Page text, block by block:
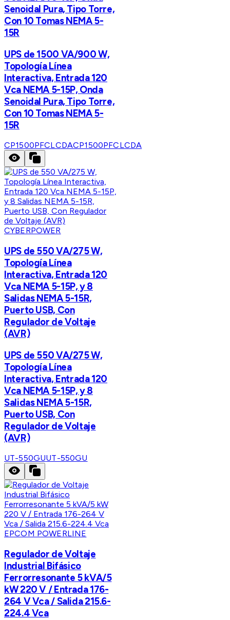
Senoidal Pura, Tipo Torre,
Con 10 Tomas NEMA 5-
15R
UPS de 1500 VA/900 W,
Topología Línea
Interactiva, Entrada 120
Vca NEMA 5-15P, Onda
Senoidal Pura, Tipo Torre,
Con 10 Tomas NEMA 5-
15R
CP1500PFCLCDACP1500PFCLCDA
CYBERPOWER
UPS de 550 VA/275 W,
Topología Línea
Interactiva, Entrada 120
Vca NEMA 5-15P, y 8
Salidas NEMA 5-15R,
Puerto USB, Con
Regulador de Voltaje
(AVR)
UPS de 550 VA/275 W,
Topología Línea
Interactiva, Entrada 120
Vca NEMA 5-15P, y 8
Salidas NEMA 5-15R,
Puerto USB, Con
Regulador de Voltaje
(AVR)
UT-550GUUT-550GU
EPCOM POWERLINE
Regulador de Voltaje
Industrial Bifásico
Ferrorresonante 5 kVA/5
kW 220 V / Entrada 176-
264 V Vca / Salida 215.6-
224.4 Vca